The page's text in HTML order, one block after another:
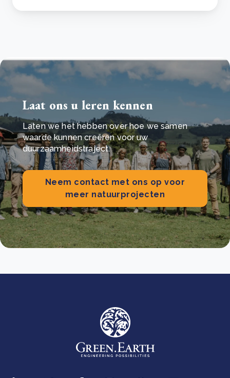
Laat ons u leren kennen
Laten we het hebben over hoe we samen
waarde kunnen creëren voor uw
duurzaamheidstraject.
Neem contact met ons op voor
meer natuurprojecten